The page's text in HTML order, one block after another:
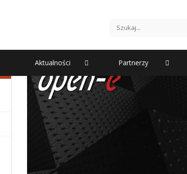
Aktualności Partnerzy
Software Defined Storage